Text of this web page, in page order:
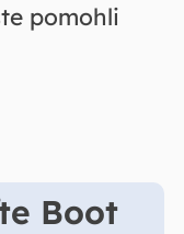
pomohli
Boot